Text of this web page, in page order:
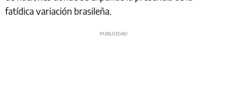
fatídica variación brasileña.